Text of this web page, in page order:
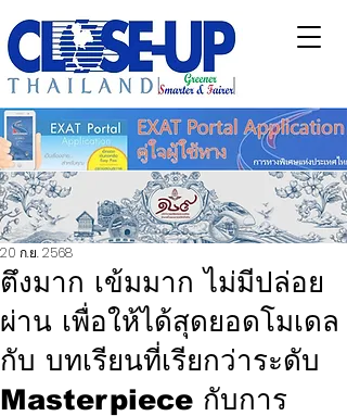
ตึงมาก เข้มมาก ไม่มีปล่อย
ผ่าน เพื่อให้ได้สุดยอดโมเดล
กับ บทเรียนที่เรียกว่าระดับ
Masterpiece กับการ
20 ก.ย. 2568